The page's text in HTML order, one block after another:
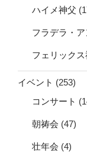
ハイメ神父
フラデラ・
フェリックス
イベント (253)
コンサート
朝祷会 (47)
壮年会 (4)